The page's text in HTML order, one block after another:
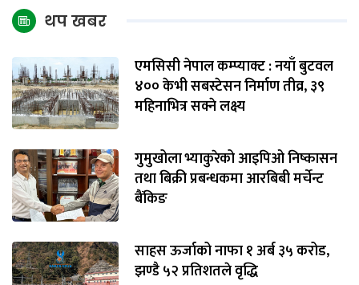
थप खबर
एमसिसी नेपाल कम्प्याक्ट : नयाँ बुटवल
४०० केभी सबस्टेसन निर्माण तीव्र, ३९
महिनाभित्र सक्ने लक्ष्य
गुमुखोला भ्याकुरेको आइपिओ निष्कासन
तथा बिक्री प्रबन्धकमा आरबिबी मर्चेन्ट
बैंकिङ
साहस ऊर्जाको नाफा १ अर्ब ३५ करोड,
झण्डै ५२ प्रतिशतले वृद्धि